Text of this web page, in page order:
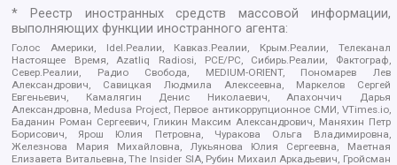
* Реестр иностранных средств массовой информации,
выполняющих функции иностранного агента:
Голос Америки, Idel.Реалии, Кавказ.Реалии, Крым.Реалии, Телеканал
Настоящее Время, Azatliq Radiosi, PCE/PC, Сибирь.Реалии, Фактограф,
Север.Реалии, Радио Свобода, MEDIUM-ORIENT, Пономарев Лев
Александрович, Савицкая Людмила Алексеевна, Маркелов Сергей
Евгеньевич, Камалягин Денис Николаевич, Апахончич Дарья
Александровна, Medusa Project, Первое антикоррупционное СМИ, VTimes.io,
Баданин Роман Сергеевич, Гликин Максим Александрович, Маняхин Петр
Борисович, Ярош Юлия Петровна, Чуракова Ольга Владимировна,
Железнова Мария Михайловна, Лукьянова Юлия Сергеевна, Маетная
Елизавета Витальевна, The Insider SIA, Рубин Михаил Аркадьевич, Гройсман